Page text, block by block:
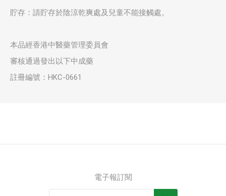
貯存：請貯存於陰涼乾爽處及兒童不能接觸處。
本品經香港中醫藥管理委員會
審核通過發出以下中成藥
註冊編號：HKC-0661
電子報訂閱